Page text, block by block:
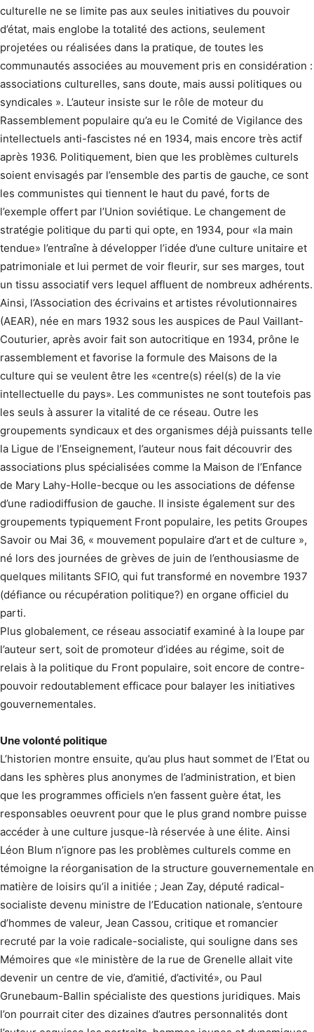
culturelle ne se limite pas aux seules initiatives du pouvoir
d’état, mais englobe la totalité des actions, seulement
projetées ou réalisées dans la pratique, de toutes les
communautés associées au mouvement pris en considération :
associations culturelles, sans doute, mais aussi politiques ou
syndicales ». L’auteur insiste sur le rôle de moteur du
Rassemblement populaire qu’a eu le Comité de Vigilance des
intellectuels anti-fascistes né en 1934, mais encore très actif
après 1936. Politiquement, bien que les problèmes culturels
soient envisagés par l’ensemble des partis de gauche, ce sont
les communistes qui tiennent le haut du pavé, forts de
l’exemple offert par l’Union soviétique. Le changement de
stratégie politique du parti qui opte, en 1934, pour «la main
tendue» l’entraîne à développer l’idée d’une culture unitaire et
patrimoniale et lui permet de voir fleurir, sur ses marges, tout
un tissu associatif vers lequel affluent de nombreux adhérents.
Ainsi, l’Association des écrivains et artistes révolutionnaires
(AEAR), née en mars 1932 sous les auspices de Paul Vaillant-
Couturier, après avoir fait son autocritique en 1934, prône le
rassemblement et favorise la formule des Maisons de la
culture qui se veulent être les «centre(s) réel(s) de la vie
intellectuelle du pays». Les communistes ne sont toutefois pas
les seuls à assurer la vitalité de ce réseau. Outre les
groupements syndicaux et des organismes déjà puissants telle
la Ligue de l’Enseignement, l’auteur nous fait découvrir des
associations plus spécialisées comme la Maison de l’Enfance
de Mary Lahy-Holle-becque ou les associations de défense
d’une radiodiffusion de gauche. Il insiste également sur des
groupements typiquement Front populaire, les petits Groupes
Savoir ou Mai 36, « mouvement populaire d’art et de culture »,
né lors des journées de grèves de juin de l’enthousiasme de
quelques militants SFIO, qui fut transformé en novembre 1937
(défiance ou récupération politique?) en organe officiel du
parti.
Plus globalement, ce réseau associatif examiné à la loupe par
l’auteur sert, soit de promoteur d’idées au régime, soit de
relais à la politique du Front populaire, soit encore de contre-
pouvoir redoutablement efficace pour balayer les initiatives
gouvernementales.
Une volonté politique
L’historien montre ensuite, qu’au plus haut sommet de l’Etat ou
dans les sphères plus anonymes de l’administration, et bien
que les programmes officiels n’en fassent guère état, les
responsables oeuvrent pour que le plus grand nombre puisse
accéder à une culture jusque-là réservée à une élite. Ainsi
Léon Blum n’ignore pas les problèmes culturels comme en
témoigne la réorganisation de la structure gouvernementale en
matière de loisirs qu’il a initiée ; Jean Zay, député radical-
socialiste devenu ministre de l’Education nationale, s’entoure
d’hommes de valeur, Jean Cassou, critique et romancier
recruté par la voie radicale-socialiste, qui souligne dans ses
Mémoires que «le ministère de la rue de Grenelle allait vite
devenir un centre de vie, d’amitié, d’activité», ou Paul
Grunebaum-Ballin spécialiste des questions juridiques. Mais
l’on pourrait citer des dizaines d’autres personnalités dont